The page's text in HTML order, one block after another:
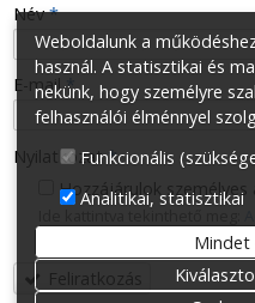
-
-
-
-
Név*
E-mail*
Nyilatkozat*
Hozzájárulok személyes
Feliratkozás
Weboldalunk a
használ. A statisztikai és
nekünk, hogy személyre
felhasználói élménnyel
Funkcionális
Analitikai, statisztikai